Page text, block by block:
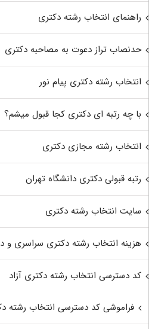
راهنمای انتخاب رشته دکتری
حدنصاب تراز دعوت به مصاحبه دکتری
انتخاب رشته دکتری پیام نور
با چه رتبه ای دکتری کجا قبول میشم؟
انتخاب رشته مجازی دکتری
رتبه قبولی دکتری دانشگاه تهران
سایت انتخاب رشته دکتری
هزینه انتخاب رشته دکتری سراسری و
کد دسترسی انتخاب رشته دکتری آزاد
فراموشی کد دسترسی انتخاب رشته